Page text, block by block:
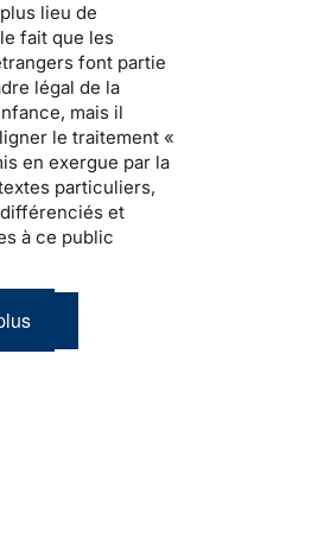
lieu de
fait que les
font partie
légal de la
mais il
le traitement «
en exergue par la
particuliers,
et
à ce public